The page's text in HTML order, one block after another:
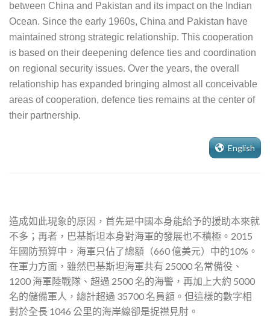
between China and Pakistan and its impact on the Indian
Ocean. Since the early 1960s, China and Pakistan have
maintained strong strategic relationship. This cooperation
is based on their deepening defence ties and coordination
on regional security issues. Over the years, the overall
relationship has expanded bringing almost all conceivable
areas of cooperation, defence ties remains at the center of
their partnership.
English
造成如此現象的原因，首先是中國本身能給予的援助本來就
不多；再者，巴基斯坦本身對海軍的發展也不積極。2015
年國防預算中，海軍只佔了總額（660 億美元）中的10%。
在軍力方面，雖然巴基斯坦海軍共有 25000 名常備役、
1200 海軍陸戰隊、超過 2500 名的海警，再加上大約 5000
名的儲備軍人，總計超過 35700 名員額。但這樣的數字相
對於全長 1046 公里的海岸線卻是捉襟見肘。